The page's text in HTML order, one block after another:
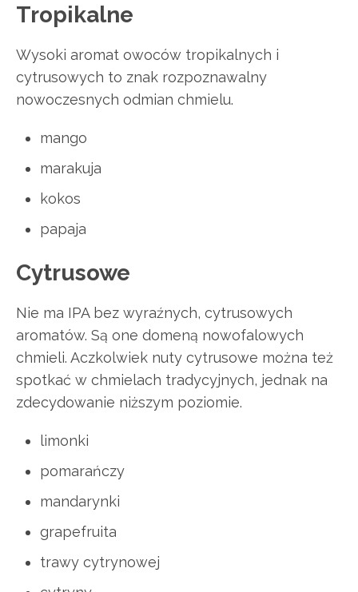
Tropikalne
Wysoki aromat owoców tropikalnych i
cytrusowych to znak rozpoznawalny
nowoczesnych odmian chmielu.
mango
marakuja
kokos
papaja
Cytrusowe
Nie ma IPA bez wyraźnych, cytrusowych
aromatów. Są one domeną nowofalowych
chmieli. Aczkolwiek nuty cytrusowe można też
spotkać w chmielach tradycyjnych, jednak na
zdecydowanie niższym poziomie.
limonki
pomarańczy
mandarynki
grapefruita
trawy cytrynowej